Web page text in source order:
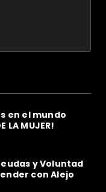
en el mundo
LA MUJER!
y Voluntad
con Alejo